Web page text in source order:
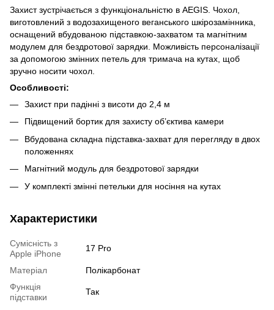
Захист зустрічається з функціональністю в AEGIS. Чохол,
виготовлений з водозахищеного веганського шкірозамінника,
оснащений вбудованою підставкою-захватом та магнітним
модулем для бездротової зарядки. Можливість персоналізації
за допомогою змінних петель для тримача на кутах, щоб
зручно носити чохол.
Особливості:
Захист при падінні з висоти до 2,4 м
Підвищений бортик для захисту об’єктива камери
Вбудована складна підставка-захват для перегляду в двох
положеннях
Магнітний модуль для бездротової зарядки
У комплекті змінні петельки для носіння на кутах
Характеристики
Сумісність з
Apple iPhone
17 Pro
Матеріал
Полікарбонат
Функція
підставки
Так